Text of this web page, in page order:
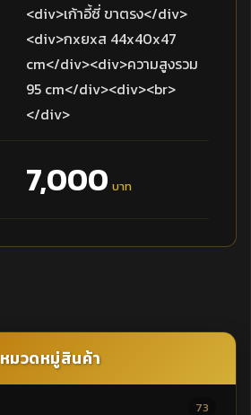
<div>เก้าอี้ซี่ ขาตรง</div>
<div>กxยxส 44x40x47
cm</div><div>ความสูงรวม
95 cm</div><div><br>
</div>
7,000 บาท
หมวดหมู่สินค้า
73